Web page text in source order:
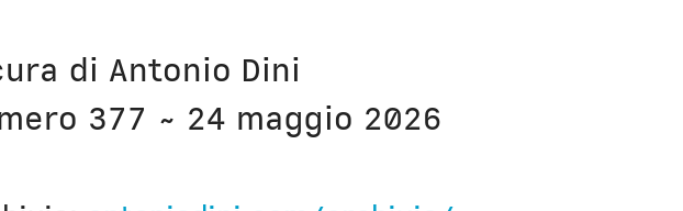
Corsi
Unicatt
di Antonio Dini
377 ~ 24 maggio 2026